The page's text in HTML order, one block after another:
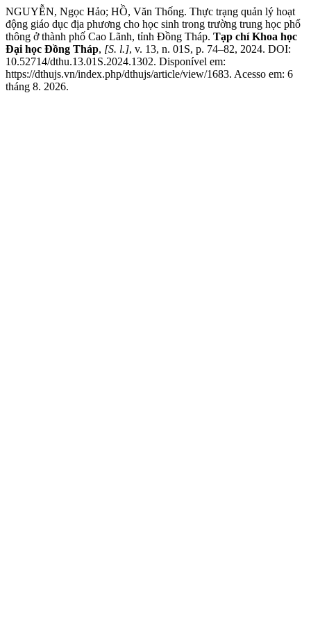
NGUYỄN, Ngọc Hảo; HỒ, Văn Thống. Thực trạng quản lý hoạt
động giáo dục địa phương cho học sinh trong trường trung học phổ
thông ở thành phố Cao Lãnh, tỉnh Đồng Tháp. Tạp chí Khoa học
Đại học Đồng Tháp, [S. l.], v. 13, n. 01S, p. 74–82, 2024. DOI:
10.52714/dthu.13.01S.2024.1302. Disponível em:
https://dthujs.vn/index.php/dthujs/article/view/1683. Acesso em: 6
tháng 8. 2026.